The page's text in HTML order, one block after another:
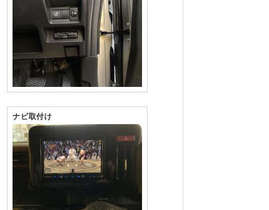
ナビ取付け